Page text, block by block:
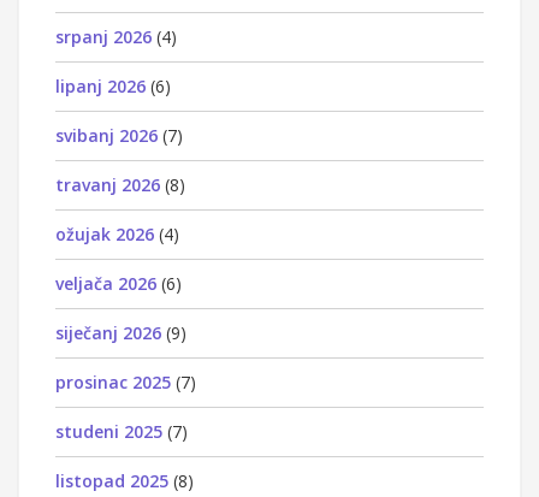
srpanj 2026 (4)
lipanj 2026 (6)
svibanj 2026 (7)
travanj 2026 (8)
ožujak 2026 (4)
veljača 2026 (6)
siječanj 2026 (9)
prosinac 2025 (7)
studeni 2025 (7)
listopad 2025 (8)